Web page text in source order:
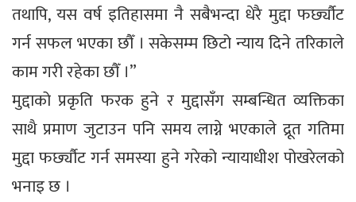
तथापि, यस वर्ष इतिहासमा नै सबैभन्दा धेरै मुद्दा फर्छ्यौट
गर्न सफल भएका छौँ । सकेसम्म छिटो न्याय दिने तरिकाले
काम गरी रहेका छौँ ।”
मुद्दाको प्रकृति फरक हुने र मुद्दासँग सम्बन्धित व्यक्तिका
साथै प्रमाण जुटाउन पनि समय लाग्ने भएकाले द्रूत गतिमा
मुद्दा फर्छ्यौट गर्न समस्या हुने गरेको न्यायाधीश पोखरेलको
भनाइ छ ।